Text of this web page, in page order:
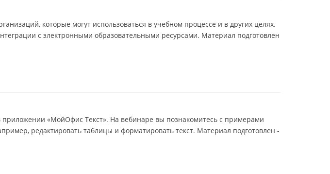
которые могут использоваться в учебном процессе и в других целях.
с электронными образовательными ресурсами. Материал подготовлен
«МойОфис Текст». На вебинаре вы познакомитесь с примерами
редактировать таблицы и форматировать текст. Материал подготовлен -